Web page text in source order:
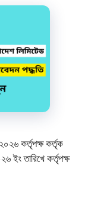
কর্তৃপক্ষ কর্তৃক
ইং তারিখে কর্তৃপক্ষ